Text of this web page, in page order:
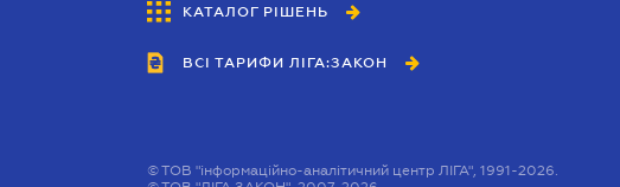
БУХГАЛТЕР&ЗАКОН
ВІСНИК МСФЗ
КАТАЛОГ РІШЕНЬ
ВСІ ТАРИФИ ЛІГА:ЗАКОН
©ТОВ "інформаційно-аналітичний центр ЛІГА", 1991-2026.